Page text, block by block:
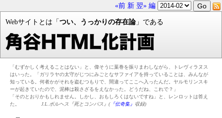
«前 新 翌» 編
Webサイトとは「 つい、うっかりの存在論」である
「むずかしく考えることはない」と、偉そうに葉巻を振りまわしながら、トレヴィラヌス
はいった。「ガリラヤの太守がじつにみごとなサファイアを持っていることは、みんなが
知っている。何者かがそれを盗むつもりで、間違ってここへ入ったんだ。ヤルモリンスキ
ーが起きていたので、泥棒は殺さざるをえなかった。どうだね、これで？」
「そのとおりかもしれません。しかし、おもしろくはないですね」と、レンロットは答え
た。
J.L.ボルヘス『死とコンパス』(『伝奇集』 収録)